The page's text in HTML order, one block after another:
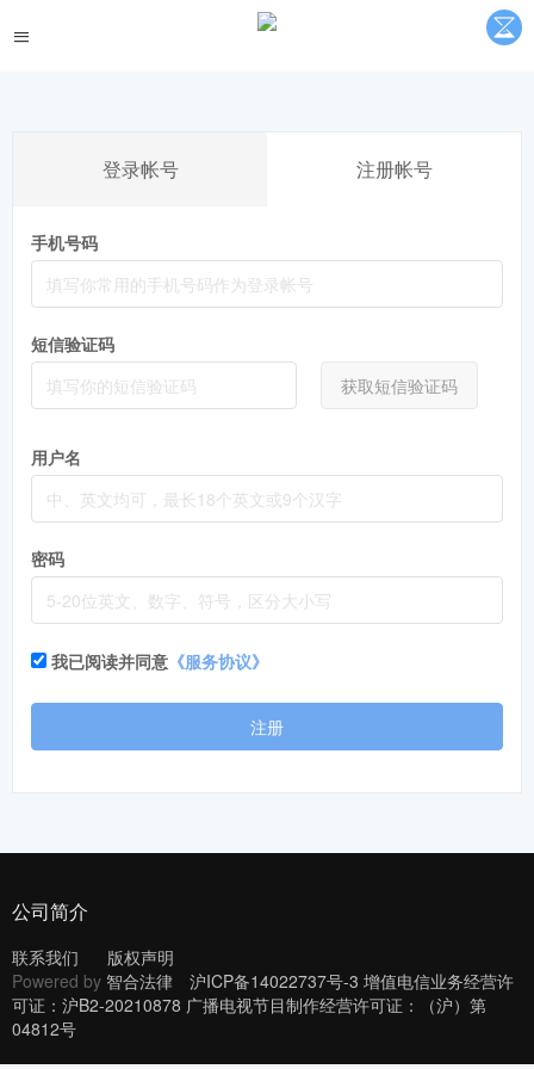
登录帐号 注册帐号
手机号码
短信验证码
获取短信验证码
用户名
密码
我已阅读并同意 《服务协议》
注册
公司简介
联系我们
版权声明
Powered by 智合法律
沪ICP备14022737号-3 增值电信业务经营许
可证：沪B2-20210878 广播电视节目制作经营许可证：（沪）第
04812号